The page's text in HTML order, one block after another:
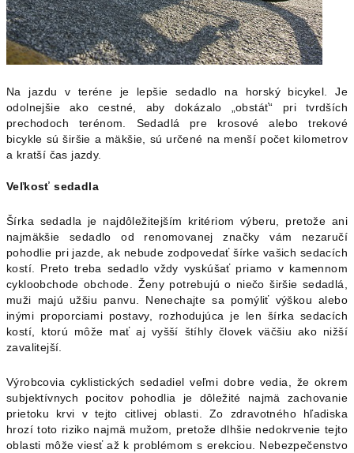
Na jazdu v teréne je lepšie sedadlo na horský bicykel. Je
odolnejšie ako cestné, aby dokázalo „obstáť“ pri tvrdších
prechodoch terénom. Sedadlá pre krosové alebo trekové
bicykle sú širšie a mäkšie, sú určené na menší počet kilometrov
a kratší čas jazdy.
Veľkosť sedadla
Šírka sedadla je najdôležitejším kritériom výberu, pretože ani
najmäkšie sedadlo od renomovanej značky vám nezaručí
pohodlie pri jazde, ak nebude zodpovedať šírke vašich sedacích
kostí. Preto treba sedadlo vždy vyskúšať priamo v kamennom
cykloobchode obchode. Ženy potrebujú o niečo širšie sedadlá,
muži majú užšiu panvu. Nenechajte sa pomýliť výškou alebo
inými proporciami postavy, rozhodujúca je len šírka sedacích
kostí, ktorú môže mať aj vyšší štíhly človek väčšiu ako nižší
zavalitejší.
Výrobcovia cyklistických sedadiel veľmi dobre vedia, že okrem
subjektívnych pocitov pohodlia je dôležité najmä zachovanie
prietoku krvi v tejto citlivej oblasti. Zo zdravotného hľadiska
hrozí toto riziko najmä mužom, pretože dlhšie nedokrvenie tejto
oblasti môže viesť až k problémom s erekciou. Nebezpečenstvo